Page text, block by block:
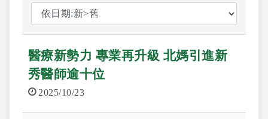
醫療新勢力 專業再升級 北媽引進新
秀醫師逾十位
2025/10/23